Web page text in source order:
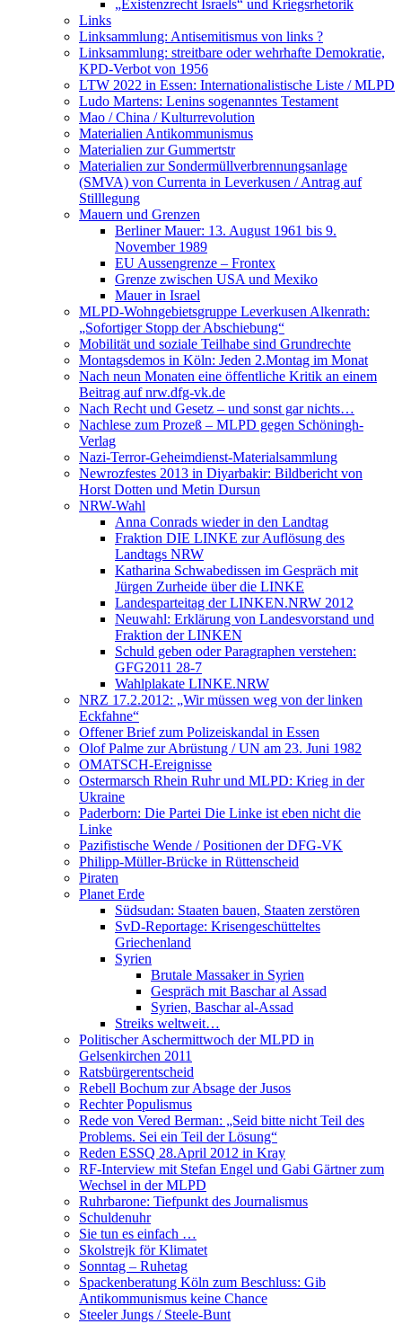
„Existenzrecht Israels“ und Kriegsrhetorik
Links
Linksammlung: Antisemitismus von links ?
Linksammlung: streitbare oder wehrhafte Demokratie,
KPD-Verbot von 1956
LTW 2022 in Essen: Internationalistische Liste / MLPD
Ludo Martens: Lenins sogenanntes Testament
Mao / China / Kulturrevolution
Materialien Antikommunismus
Materialien zur Gummertstr
Materialien zur Sondermüllverbrennungsanlage
(SMVA) von Currenta in Leverkusen / Antrag auf
Stilllegung
Mauern und Grenzen
Berliner Mauer: 13. August 1961 bis 9.
November 1989
EU Aussengrenze – Frontex
Grenze zwischen USA und Mexiko
Mauer in Israel
MLPD-Wohngebietsgruppe Leverkusen Alkenrath:
„Sofortiger Stopp der Abschiebung“
Mobilität und soziale Teilhabe sind Grundrechte
Montagsdemos in Köln: Jeden 2.Montag im Monat
Nach neun Monaten eine öffentliche Kritik an einem
Beitrag auf nrw.dfg-vk.de
Nach Recht und Gesetz – und sonst gar nichts…
Nachlese zum Prozeß – MLPD gegen Schöningh-
Verlag
Nazi-Terror-Geheimdienst-Materialsammlung
Newrozfestes 2013 in Diyarbakir: Bildbericht von
Horst Dotten und Metin Dursun
NRW-Wahl
Anna Conrads wieder in den Landtag
Fraktion DIE LINKE zur Auflösung des
Landtags NRW
Katharina Schwabedissen im Gespräch mit
Jürgen Zurheide über die LINKE
Landesparteitag der LINKEN.NRW 2012
Neuwahl: Erklärung von Landesvorstand und
Fraktion der LINKEN
Schuld geben oder Paragraphen verstehen:
GFG2011 28-7
Wahlplakate LINKE.NRW
NRZ 17.2.2012: „Wir müssen weg von der linken
Eckfahne“
Offener Brief zum Polizeiskandal in Essen
Olof Palme zur Abrüstung / UN am 23. Juni 1982
OMATSCH-Ereignisse
Ostermarsch Rhein Ruhr und MLPD: Krieg in der
Ukraine
Paderborn: Die Partei Die Linke ist eben nicht die
Linke
Pazifistische Wende / Positionen der DFG-VK
Philipp-Müller-Brücke in Rüttenscheid
Piraten
Planet Erde
Südsudan: Staaten bauen, Staaten zerstören
SvD-Reportage: Krisengeschütteltes
Griechenland
Syrien
Brutale Massaker in Syrien
Gespräch mit Baschar al Assad
Syrien, Baschar al-Assad
Streiks weltweit…
Politischer Aschermittwoch der MLPD in
Gelsenkirchen 2011
Ratsbürgerentscheid
Rebell Bochum zur Absage der Jusos
Rechter Populismus
Rede von Vered Berman: „Seid bitte nicht Teil des
Problems. Sei ein Teil der Lösung“
Reden ESSQ 28.April 2012 in Kray
RF-Interview mit Stefan Engel und Gabi Gärtner zum
Wechsel in der MLPD
Ruhrbarone: Tiefpunkt des Journalismus
Schuldenuhr
Sie tun es einfach …
Skolstrejk för Klimatet
Sonntag – Ruhetag
Spackenberatung Köln zum Beschluss: Gib
Antikommunismus keine Chance
Steeler Jungs / Steele-Bunt